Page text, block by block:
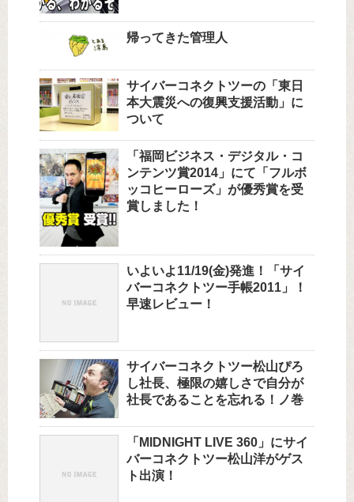
帰ってきた管理人
サイバーコネクトツーの「東日
本大震災への復興支援活動」に
ついて
「福岡ビジネス・デジタル・コ
ンテンツ賞2014」にて「フルボ
ッコヒーローズ」が優秀賞を受
賞しました！
いよいよ11/19(金)発進！「サイ
バーコネクトツー手帳2011」！
早速レビュー！
サイバーコネクトツー松山ぴろ
し社長、極限の嬉しさで自分が
社長であることを忘れる！ノ巻
「MIDNIGHT LIVE 360」にサイ
バーコネクトツー松山洋がゲス
ト出演！